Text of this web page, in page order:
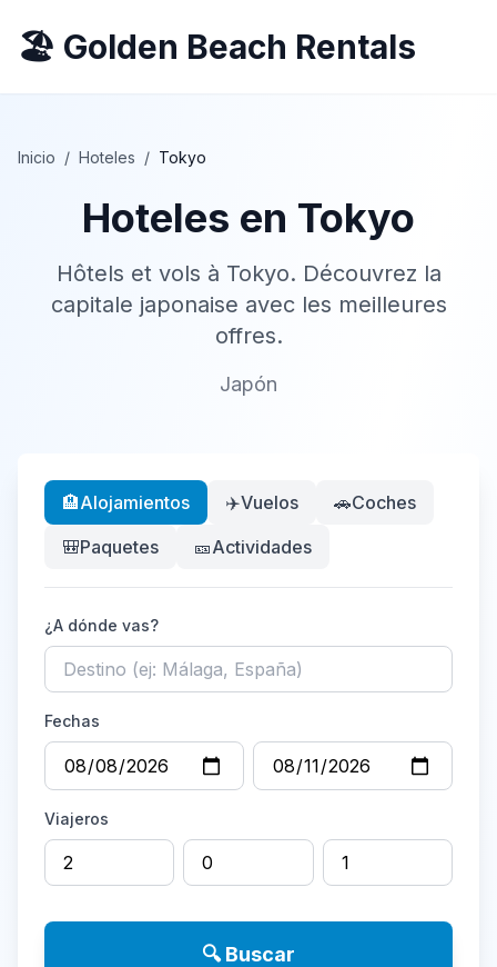
🏖️ Golden Beach Rentals
Inicio / Hoteles / Tokyo
Hoteles en Tokyo
Hôtels et vols à Tokyo. Découvrez la
capitale japonaise avec les meilleures
offres.
Japón
🏨Alojamientos ✈️Vuelos 🚗Coches
🎒Paquetes 🎫Actividades
¿A dónde vas?
Fechas
Viajeros
🔍 Buscar